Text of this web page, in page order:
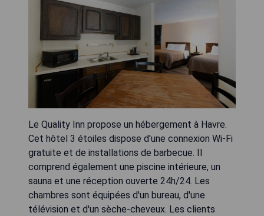
Le Quality Inn propose un hébergement à Havre.
Cet hôtel 3 étoiles dispose d'une connexion Wi-Fi
gratuite et de installations de barbecue. Il
comprend également une piscine intérieure, un
sauna et une réception ouverte 24h/24. Les
chambres sont équipées d'un bureau, d'une
télévision et d'un sèche-cheveux. Les clients